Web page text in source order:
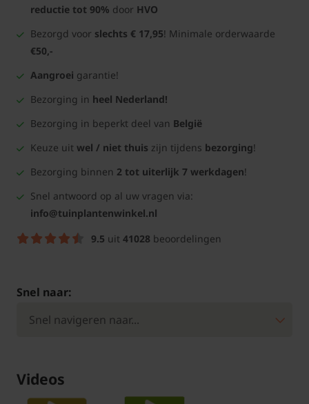
reductie tot 90% door HVO
Bezorgd voor slechts € 17,95! Minimale orderwaarde
€50,-
Aangroei garantie!
Bezorging in heel Nederland!
Bezorging in beperkt deel van België
Keuze uit wel / niet thuis zijn tijdens bezorging!
Bezorging binnen 2 tot uiterlijk 7 werkdagen!
Snel antwoord op al uw vragen via:
info@tuinplantenwinkel.nl
9.5 uit 41028 beoordelingen
Snel naar:
Videos